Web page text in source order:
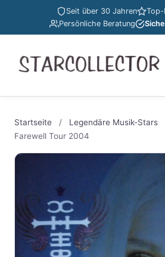
Seit über 30 Jahren
Top-
Persönliche Beratung
Startseite / Legendäre Musik-Stars
Farewell Tour 2004